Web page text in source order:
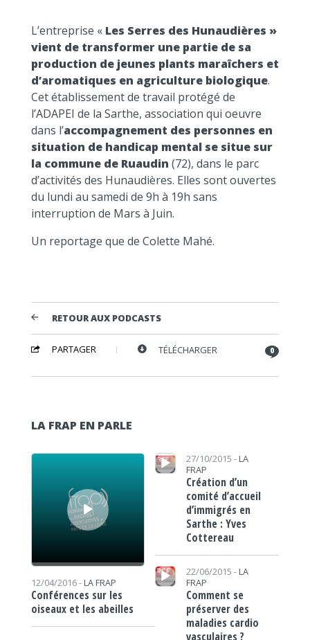
L’entreprise « Les Serres des Hunaudières »
vient de transformer une partie de sa
production de jeunes plants maraîchers et
d’aromatiques en agriculture biologique.
Cet établissement de travail protégé de
l’ADAPEI de la Sarthe, association qui oeuvre
dans l’accompagnement des personnes en
situation de handicap mental se situe sur
la commune de Ruaudin (72), dans le parc
d’activités des Hunaudières. Elles sont ouvertes
du lundi au samedi de 9h à 19h sans
interruption de Mars à Juin.
Un reportage que de Colette Mahé.
RETOUR AUX PODCASTS
PARTAGER TÉLÉCHARGER 0
LA FRAP EN PARLE
Lecteur audio
12/04/2016 - LA FRAP
Conférences sur les
oiseaux et les abeilles
Lecteur audio 27/10/2015 - LA
FRAP
Création d’un
comité d’accueil
d’immigrés en
Sarthe : Yves
Cottereau
Lecteur audio
22/06/2015 - LA
FRAP
Comment se
préserver des
maladies cardio
vasculaires ?